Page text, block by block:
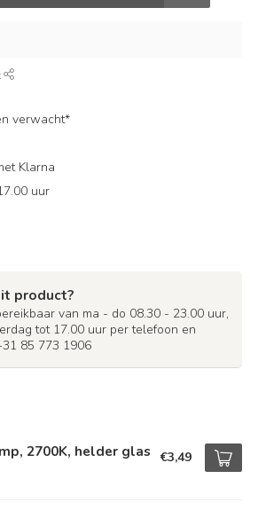
verwacht*
Klarna
uur
product?
van ma - do 08.30 - 23.00 uur,
tot 17.00 uur per telefoon en
85 773 1906
2700K, helder glas €3,49